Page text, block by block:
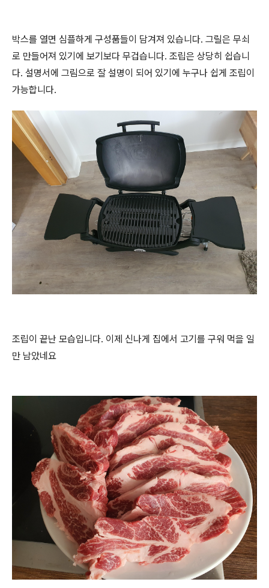
박스를 열면 심플하게 구성품들이 담겨져 있습니다. 그릴은 무쇠
로 만들어져 있기에 보기보다 무겁습니다. 조립은 상당히 쉽습니
다. 설명서에 그림으로 잘 설명이 되어 있기에 누구나 쉽게 조립이
가능합니다.
조립이 끝난 모습입니다. 이제 신나게 집에서 고기를 구워 먹을 일
만 남았네요